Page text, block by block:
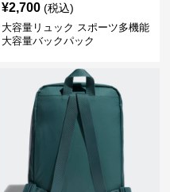
¥2,700 (税込)
大容量リュック スポーツ多機能
大容量バックパック